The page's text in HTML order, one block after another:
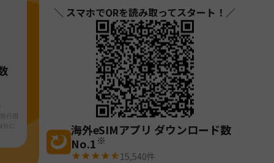
行用
に
＼ スマホでQRを読み取ってスタート！／
海外eSIMアプリ ダウンロード数
No.1※
15,540件